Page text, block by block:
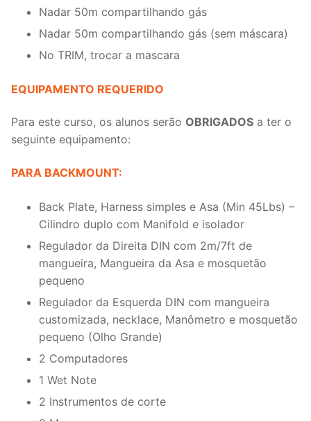
Nadar 50m compartilhando gás
Nadar 50m compartilhando gás (sem máscara)
No TRIM, trocar a mascara
EQUIPAMENTO REQUERIDO
Para este curso, os alunos serão OBRIGADOS a ter o
seguinte equipamento:
PARA BACKMOUNT:
Back Plate, Harness simples e Asa (Min 45Lbs) –
Cilindro duplo com Manifold e isolador
Regulador da Direita DIN com 2m/7ft de
mangueira, Mangueira da Asa e mosquetão
pequeno
Regulador da Esquerda DIN com mangueira
customizada, necklace, Manômetro e mosquetão
pequeno (Olho Grande)
2 Computadores
1 Wet Note
2 Instrumentos de corte